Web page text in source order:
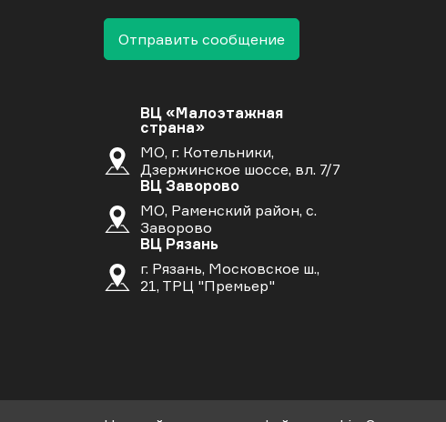
Отправить сообщение
ВЦ «Малоэтажная
страна»
МО, г. Котельники,
Дзержинское шоссе, вл. 7/7
ВЦ Заворово
МО, Раменский район, с.
Заворово
ВЦ Рязань
г. Рязань, Московское ш.,
21, ТРЦ "Премьер"